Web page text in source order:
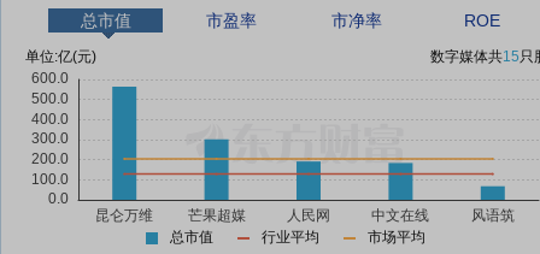
总市值 市盈率 市净率 ROE
单位:亿(元) 数字媒体共15只
总市值 行业平均 市场平均